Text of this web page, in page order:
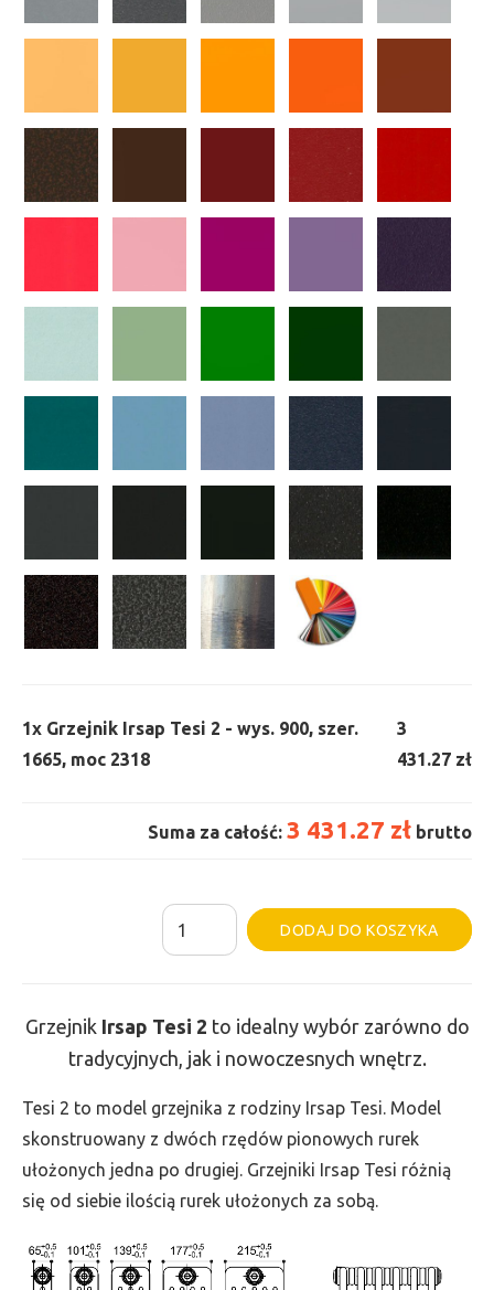
1x Grzejnik Irsap Tesi 2 - wys. 900, szer.
1665, moc 2318
3
431.27 zł
Suma za całość: 3 431.27 zł brutto
ilość
Grzejnik
-
wys.
900,
szer.
1665,
2318
DODAJ DO KOSZYKA
Grzejnik Irsap Tesi 2 to idealny wybór zarówno do
tradycyjnych, jak i nowoczesnych wnętrz.
Tesi 2 to model grzejnika z rodziny Irsap Tesi. Model
skonstruowany z dwóch rzędów pionowych rurek
ułożonych jedna po drugiej. Grzejniki Irsap Tesi różnią
się od siebie ilością rurek ułożonych za sobą.